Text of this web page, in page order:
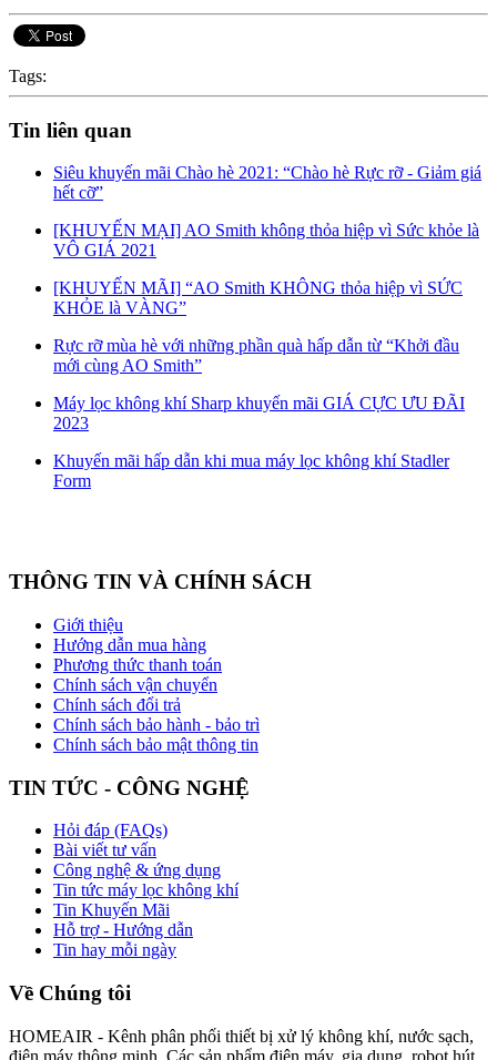
Tags:
Tin liên quan
Siêu khuyến mãi Chào hè 2021: “Chào hè Rực rỡ - Giảm giá
hết cỡ”
[KHUYẾN MẠI] AO Smith không thỏa hiệp vì Sức khỏe là
VÔ GIÁ 2021
[KHUYẾN MÃI] “AO Smith KHÔNG thỏa hiệp vì SỨC
KHỎE là VÀNG”
Rực rỡ mùa hè với những phần quà hấp dẫn từ “Khởi đầu
mới cùng AO Smith”
Máy lọc không khí Sharp khuyến mãi GIÁ CỰC ƯU ĐÃI
2023
Khuyến mãi hấp dẫn khi mua máy lọc không khí Stadler
Form
THÔNG TIN VÀ CHÍNH SÁCH
Giới thiệu
Hướng dẫn mua hàng
Phương thức thanh toán
Chính sách vận chuyển
Chính sách đổi trả
Chính sách bảo hành - bảo trì
Chính sách bảo mật thông tin
TIN TỨC - CÔNG NGHỆ
Hỏi đáp (FAQs)
Bài viết tư vấn
Công nghệ & ứng dụng
Tin tức máy lọc không khí
Tin Khuyến Mãi
Hỗ trợ - Hướng dẫn
Tin hay mỗi ngày
Về Chúng tôi
HOMEAIR - Kênh phân phối thiết bị xử lý không khí, nước sạch,
điện máy thông minh. Các sản phẩm điện máy, gia dụng, robot hút